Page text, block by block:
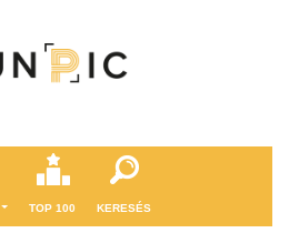
TOP 100 KERESÉS